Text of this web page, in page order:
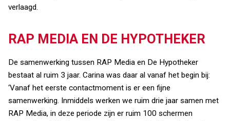
verlaagd.
RAP MEDIA EN DE HYPOTHEKER
De samenwerking tussen RAP Media en De Hypotheker
bestaat al ruim 3 jaar. Carina was daar al vanaf het begin bij:
‘Vanaf het eerste contactmoment is er een fijne
samenwerking. Inmiddels werken we ruim drie jaar samen met
RAP Media, in deze periode zijn er ruim 100 schermen